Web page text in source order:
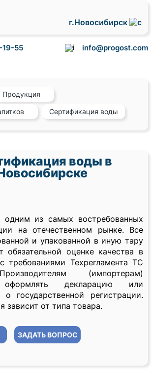
г.Новосибирск
19-55 info@progost.com
Продукция
Сертификация воды
воды в
одним из самых востребованных
на отечественном рынке. Все
и упакованной в иную тару
обязательной оценке качества в
требованиями Техрегламента ТС
(импортерам)
оформлять декларацию или
о государственной регистрации.
зависит от типа товара.
ЗАДАТЬ ВОПРОС